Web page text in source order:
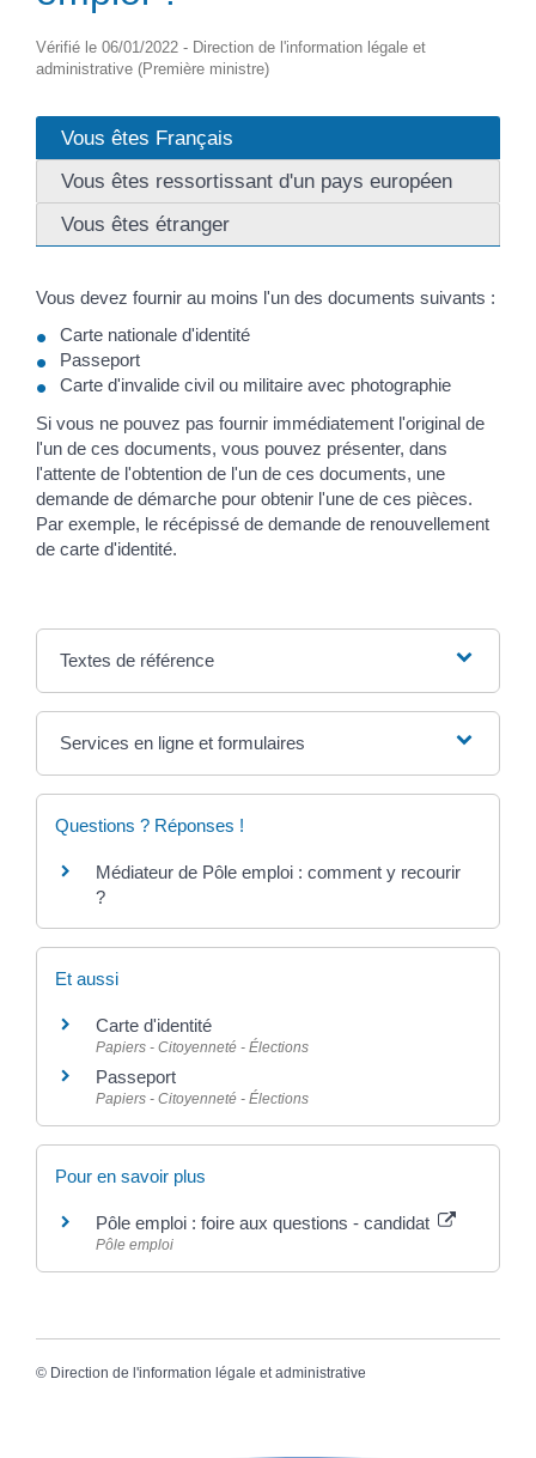
Vérifié le 06/01/2022 - Direction de l'information légale et
administrative (Première ministre)
Vous êtes Français
Vous êtes ressortissant d'un pays européen
Vous êtes étranger
Vous devez fournir au moins l'un des documents suivants :
Carte nationale d'identité
Passeport
Carte d'invalide civil ou militaire avec photographie
Si vous ne pouvez pas fournir immédiatement l'original de
l'un de ces documents, vous pouvez présenter, dans
l'attente de l'obtention de l'un de ces documents, une
demande de démarche pour obtenir l'une de ces pièces.
Par exemple, le récépissé de demande de renouvellement
de carte d'identité.
Textes de référence
Services en ligne et formulaires
Questions ? Réponses !
Médiateur de Pôle emploi : comment y recourir
?
Et aussi
Carte d'identité
Papiers - Citoyenneté - Élections
Passeport
Papiers - Citoyenneté - Élections
Pour en savoir plus
Pôle emploi : foire aux questions - candidat
Pôle emploi
© Direction de l'information légale et administrative